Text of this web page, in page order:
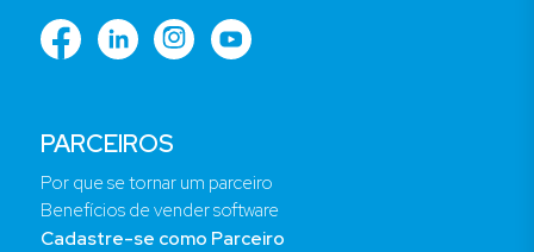
PARCEIROS
Por que se tornar um parceiro
Benefícios de vender software
Cadastre-se como Parceiro